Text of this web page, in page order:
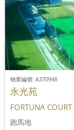
物業編號: A370948
永光苑
FORTUNA COURT
跑馬地